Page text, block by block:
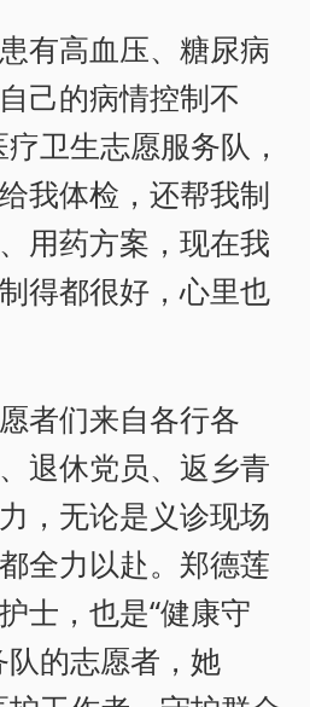
有高血压、糖尿病
己的病情控制不
卫生志愿服务队，
我体检，还帮我制
用药方案，现在我
得都很好，心里也
者们来自各行各
退休党员、返乡青
，无论是义诊现场
全力以赴。郑德莲
士，也是“健康守
队的志愿者，她